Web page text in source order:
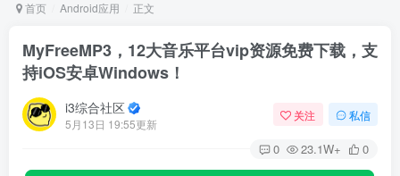
首页 Android应用 正文
MyFreeMP3，12大音乐平台vip资源免费下载，支
持iOS安卓Windows！
i3综合社区
5月13日 19:55更新
关注 私信
0 23.1W+ 0